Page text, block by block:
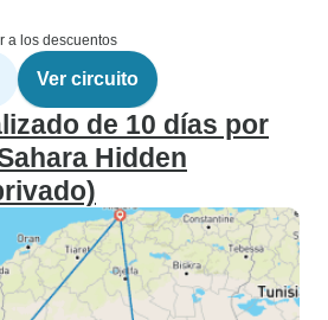
a los descuentos
Ver circuito
de 10 días por
Hidden